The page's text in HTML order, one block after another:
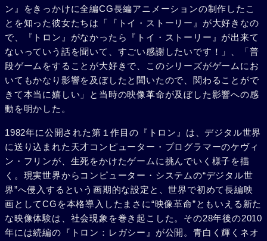
ン』をきっかけに全編CG長編アニメーションの制作したこ
とを知った彼女たちは「『トイ・ストーリー』が大好きなの
で、『トロン』がなかったら『トイ・ストーリー』が出来て
ないっていう話を聞いて、すごい感謝したいです！」、「普
段ゲームをすることが大好きで、このシリーズがゲームにお
いてもかなり影響を及ぼしたと聞いたので、関わることがで
きて本当に嬉しい」と当時の映像革命が及ぼした影響への感
動を明かした。
1982年に公開された第１作目の『トロン』は、デジタル世界
に送り込まれた天才コンピューター・プログラマーのケヴィ
ン・フリンが、生死をかけたゲームに挑んでいく様子を描
く。現実世界からコンピューター・システムの“デジタル世
界”へ侵入するという画期的な設定と、世界で初めて長編映
画としてCGを本格導入したまさに“映像革命”ともいえる新た
な映像体験は、社会現象を巻き起こした。その28年後の2010
年には続編の『トロン：レガシー』が公開。青白く輝くネオ